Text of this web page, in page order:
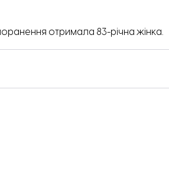
отримала 83-річна жінка.